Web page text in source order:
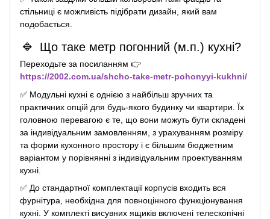
стільниці є можливість підібрати дизайн, який вам
подобається.
🔹 Що таке метр погонний (м.п.) кухні?
Переходьте за посиланням 👉
https://2002.com.ua/shcho-take-metr-pohonyyi-kukhni/
✅ Модульні кухні є однією з найбільш зручних та
практичних опцій для будь-якого будинку чи квартири. Їх
головною перевагою є те, що вони можуть бути складені
за індивідуальним замовленням, з урахуванням розміру
та форми кухонного простору і є більшим бюджетним
варіантом у порівнянні з індивідуальним проектуванням
кухні.
✅ До стандартної комплектації корпусів входить вся
фурнітура, необхідна для повноцінного функціонування
кухні. У комплекті висувних ящиків включені телескопічні